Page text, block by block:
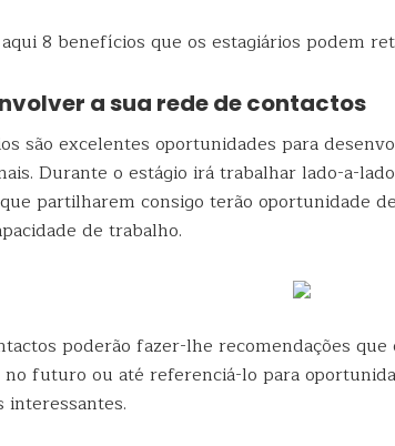
8 benefícios que os estagiários podem
a sua rede de contactos
são excelentes oportunidades para
Durante o estágio irá trabalhar lado-a-
partilharem consigo terão oportunidade
de trabalho.
poderão fazer-lhe recomendações
futuro ou até referenciá-lo para
interessantes.